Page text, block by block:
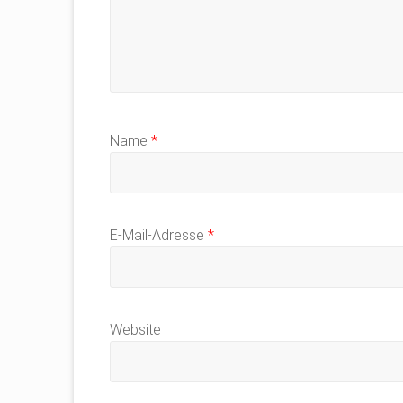
Name *
E-Mail-Adresse *
Website